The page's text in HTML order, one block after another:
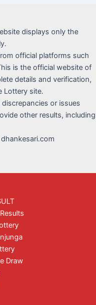
displays only the
official platforms such
is the official website of
details and verification,
Lottery site.
or issues
other results, including
Draw